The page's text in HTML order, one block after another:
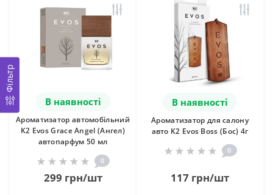
Фільтр
В наявності
Ароматизатор автомобільний
K2 Evos Grace Angel (Ангел)
автопарфум 50 мл
0
299 грн/шт
В наявності
Ароматизатор для салону
авто K2 Evos Boss (Бос) 4г
0
117 грн/шт